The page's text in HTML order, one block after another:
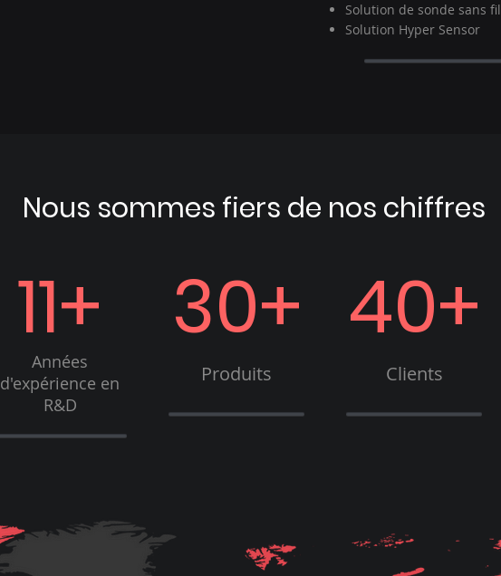
Solution de sonde sans fil
Solution Hyper Sensor
Nous sommes fiers de nos chiffres
11+
Années
d'expérience en
R&D
30+
Produits
40+
Clients